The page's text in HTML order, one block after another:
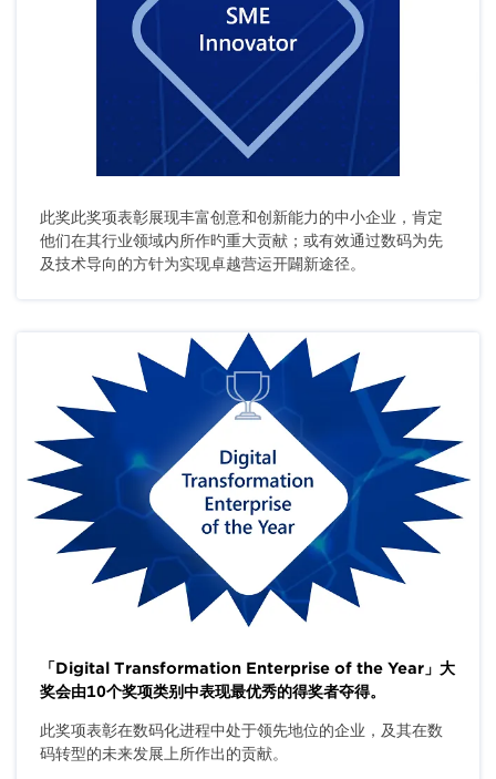
此奖此奖项表彰展现丰富创意和创新能力的中小企业，肯定
他们在其行业领域内所作旳重大贡献；或有效通过数码为先
及技术导向的方针为实现卓越营运开闢新途径。
「Digital Transformation Enterprise of the Year」大
奖会由10个奖项类别中表现最优秀的得奖者夺得。
此奖项表彰在数码化进程中处于领先地位的企业，及其在数
码转型的未来发展上所作出的贡献。